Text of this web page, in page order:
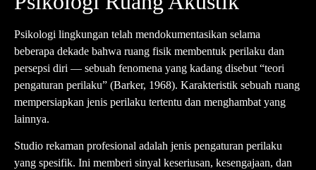
Psikologi lingkungan telah mendokumentasikan selama
beberapa dekade bahwa ruang fisik membentuk perilaku dan
persepsi diri — sebuah fenomena yang kadang disebut “teori
pengaturan perilaku” (Barker, 1968). Karakteristik sebuah ruang
mempersiapkan jenis perilaku tertentu dan menghambat yang
lainnya.
Studio rekaman profesional adalah jenis pengaturan perilaku
yang spesifik. Ini memberi sinyal keseriusan, kesengajaan, dan